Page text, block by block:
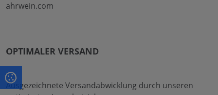
ahrwein.com
OPTIMALER VERSAND
Ausgezeichnete Versandabwicklung durch unseren